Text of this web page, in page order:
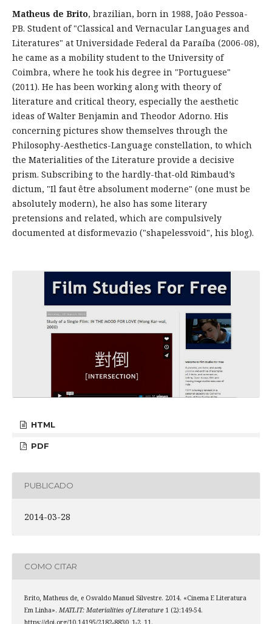
Matheus de Brito, brazilian, born in 1988, João Pessoa-
PB. Student of "Classical and Vernacular Languages and
Literatures" at Universidade Federal da Paraíba (2006-08),
he came as a mobility student to the University of
Coimbra, where he took his degree in "Portuguese"
(2011). He has been working along with theory of
literature and critical theory, especially the aesthetic
ideas of Walter Benjamin and Theodor Adorno. His
concerning pictures show themselves through the
Philosophy-Aesthetics-Language constellation, to which
the Materialities of the Literature provide a decisive
prism. Subscribing to the hardly-that-old Rimbaud’s
dictum, "Il faut être absolument moderne" (one must be
absolutely modern), he also has some literary
pretensions and related, which are compulsively
documented at disformevazio ("shapelessvoid", his blog).
HTML
PDF
PUBLICADO
2014-03-28
COMO CITAR
Brito, Matheus de, e Osvaldo Manuel Silvestre. 2014. «Cinema E Literatura
Em Linha». MATLIT: Materialities of Literature1 (2):149-54.
https://doi.org/10.14195/2182-8830_1-2_11.